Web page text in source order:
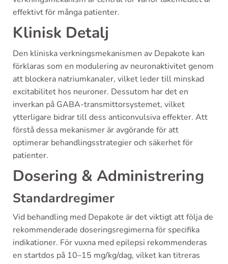
effektivt för många patienter.
Klinisk Detalj
Den kliniska verkningsmekanismen av Depakote kan
förklaras som en modulering av neuronaktivitet genom
att blockera natriumkanaler, vilket leder till minskad
excitabilitet hos neuroner. Dessutom har det en
inverkan på GABA-transmittorsystemet, vilket
ytterligare bidrar till dess anticonvulsiva effekter. Att
förstå dessa mekanismer är avgörande för att
optimerar behandlingsstrategier och säkerhet för
patienter.
Dosering & Administrering
Standardregimer
Vid behandling med Depakote är det viktigt att följa de
rekommenderade doseringsregimerna för specifika
indikationer. För vuxna med epilepsi rekommenderas
en startdos på 10–15 mg/kg/dag, vilket kan titreras